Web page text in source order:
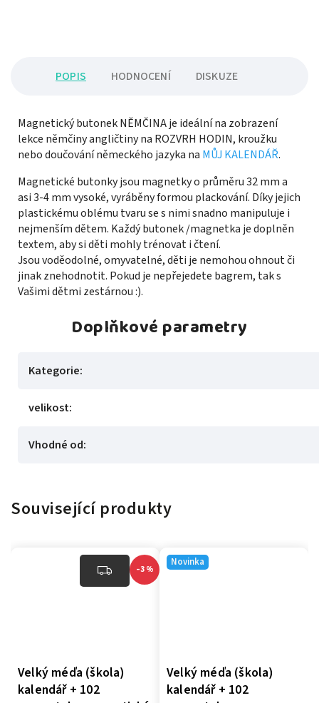
POPIS HODNOCENÍ DISKUZE
Magnetický butonek NĚMČINA je ideální na zobrazení
lekce němčiny angličtiny na ROZVRH HODIN, kroužku
nebo doučování německého jazyka na MŮJ KALENDÁŘ.
Magnetické butonky jsou magnetky o průměru 32 mm a
asi 3-4 mm vysoké, vyráběny formou plackování. Díky jejich
plastickému oblému tvaru se s nimi snadno manipuluje i
nejmenším dětem. Každý butonek /magnetka je doplněn
textem, aby si děti mohly trénovat i čtení.
Jsou voděodolné, omyvatelné, děti je nemohou ohnout či
jinak znehodnotit. Pokud je nepřejedete bagrem, tak s
Vašimi dětmi zestárnou :).
Doplňkové parametry
Kategorie:
velikost:
Vhodné od:
Související produkty
–3 %
Velký méďa (škola)
kalendář + 102
Novinka
Velký méďa (škola)
kalendář + 102